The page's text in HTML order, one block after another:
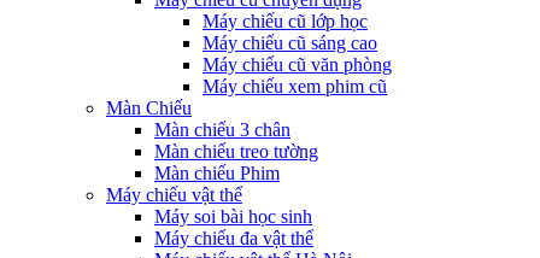
Máy chiếu cũ lớp học
Máy chiếu cũ sáng cao
Máy chiếu cũ văn phòng
Máy chiếu xem phim cũ
Màn Chiếu
Màn chiếu 3 chân
Màn chiếu treo tường
Màn chiếu Phim
Máy chiếu vật thể
Máy soi bài học sinh
Máy chiếu đa vật thể